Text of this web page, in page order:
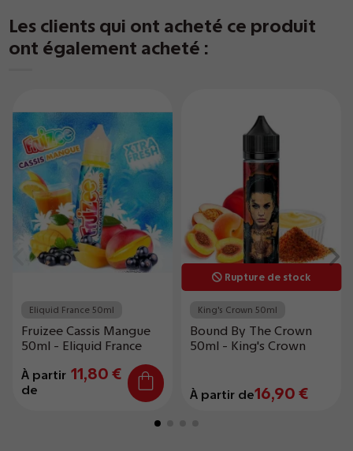
Les clients qui ont acheté ce produit
ont également acheté :
Eliquid France 50ml
Fruizee Cassis Mangue
50ml - Eliquid France
À partir
de
11,80 €
Rupture de stock
King's Crown 50ml
Bound By The Crown
50ml - King's Crown
À partir de16,90 €